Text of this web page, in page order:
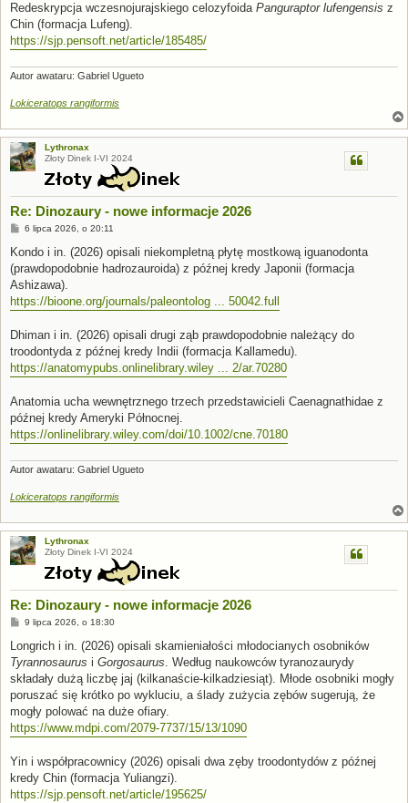
Redeskrypcja wczesnojurajskiego celozyfoida Panguraptor lufengensis z
Chin (formacja Lufeng).
https://sjp.pensoft.net/article/185485/
Autor awataru: Gabriel Ugueto
Lokiceratops rangiformis
Lythronax
Złoty Dinek I-VI 2024
Re: Dinozaury - nowe informacje 2026
P
s
6 lipca 2026, o 20:11
Kondo i in. (2026) opisali niekompletną płytę mostkową iguanodonta
(prawdopodobnie hadrozauroida) z późnej kredy Japonii (formacja
Ashizawa).
https://bioone.org/journals/paleontolog ... 50042.full
Dhiman i in. (2026) opisali drugi ząb prawdopodobnie należący do
troodontyda z późnej kredy Indii (formacja Kallamedu).
https://anatomypubs.onlinelibrary.wiley ... 2/ar.70280
Anatomia ucha wewnętrznego trzech przedstawicieli Caenagnathidae z
późnej kredy Ameryki Północnej.
https://onlinelibrary.wiley.com/doi/10.1002/cne.70180
Autor awataru: Gabriel Ugueto
Lokiceratops rangiformis
Lythronax
Złoty Dinek I-VI 2024
Re: Dinozaury - nowe informacje 2026
P
s
9 lipca 2026, o 18:30
Longrich i in. (2026) opisali skamieniałości młodocianych osobników
Tyrannosaurus i Gorgosaurus. Według naukowców tyranozaurydy
składały dużą liczbę jaj (kilkanaście-kilkadziesiąt). Młode osobniki mogły
poruszać się krótko po wykluciu, a ślady zużycia zębów sugerują, że
mogły polować na duże ofiary.
https://www.mdpi.com/2079-7737/15/13/1090
Yin i współpracownicy (2026) opisali dwa zęby troodontydów z późnej
kredy Chin (formacja Yuliangzi).
https://sjp.pensoft.net/article/195625/